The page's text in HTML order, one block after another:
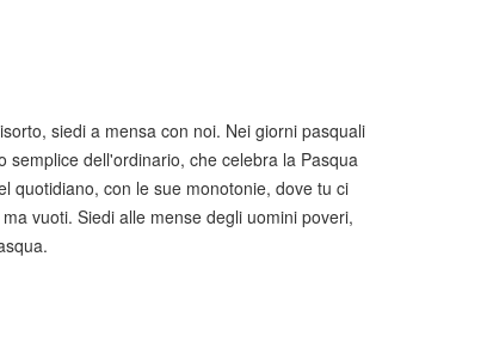
siedi a mensa con noi. Nei giorni pasquali
dell'ordinario, che celebra la Pasqua
quotidiano, con le sue monotonie, dove tu ci
vuoti. Siedi alle mense degli uomini poveri,